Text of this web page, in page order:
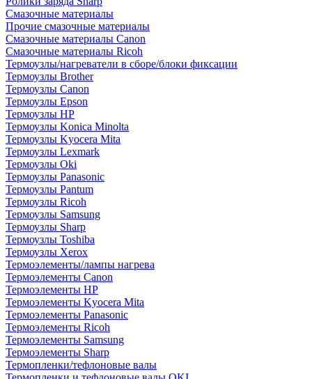
Смазочные материалы
Прочие смазочные материалы
Смазочные материалы Canon
Смазочные материалы Ricoh
Термоузлы/нагреватели в сборе/блоки фиксации
Термоузлы Brother
Термоузлы Canon
Термоузлы Epson
Термоузлы HP
Термоузлы Konica Minolta
Термоузлы Kyocera Mita
Термоузлы Lexmark
Термоузлы Oki
Термоузлы Panasonic
Термоузлы Pantum
Термоузлы Ricoh
Термоузлы Samsung
Термоузлы Sharp
Термоузлы Toshiba
Термоузлы Xerox
Термоэлементы/лампы нагрева
Термоэлементы Canon
Термоэлементы HP
Термоэлементы Kyocera Mita
Термоэлементы Panasonic
Термоэлементы Ricoh
Термоэлементы Samsung
Термоэлементы Sharp
Термопленки/тефлоновые валы